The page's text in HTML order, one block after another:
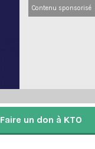
Contenu sponsorisé
Faire un don à KTO